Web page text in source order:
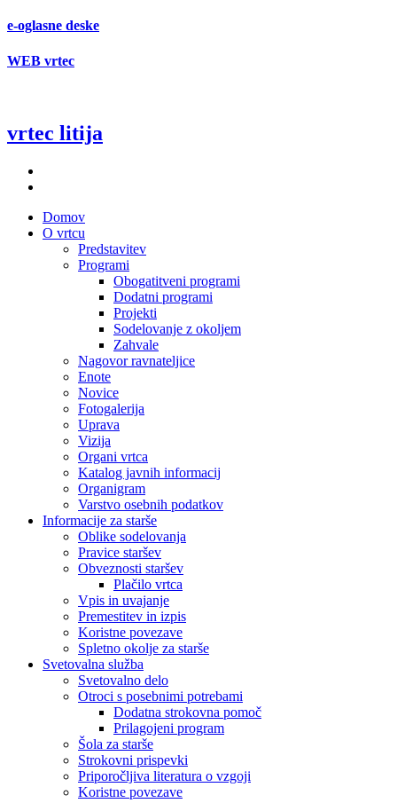
e-oglasne deske
WEB vrtec
vrtec litija
Domov
O vrtcu
Predstavitev
Programi
Obogatitveni programi
Dodatni programi
Projekti
Sodelovanje z okoljem
Zahvale
Nagovor ravnateljice
Enote
Novice
Fotogalerija
Uprava
Vizija
Organi vrtca
Katalog javnih informacij
Organigram
Varstvo osebnih podatkov
Informacije za starše
Oblike sodelovanja
Pravice staršev
Obveznosti staršev
Plačilo vrtca
Vpis in uvajanje
Premestitev in izpis
Koristne povezave
Spletno okolje za starše
Svetovalna služba
Svetovalno delo
Otroci s posebnimi potrebami
Dodatna strokovna pomoč
Prilagojeni program
Šola za starše
Strokovni prispevki
Priporočljiva literatura o vzgoji
Koristne povezave